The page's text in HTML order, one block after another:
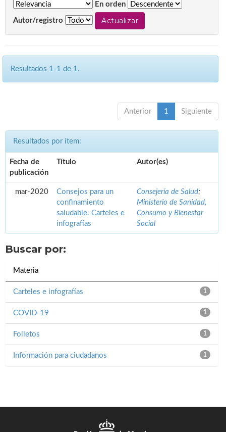
En orden
Autor/registro
Resultados 1-1 de 1.
Anterior 1 Siguiente
Resultados por ítem:
Fecha de
publicación
Título Autor(es)
mar-2020
Consejos para un
confinamiento
saludable. Carteles e
infografías
Consejería de Salud;
Ministerio de Sanidad,
Consumo y Bienestar
Social
Buscar por:
Materia
1
Carteles e infografías
1
COVID-19
1
Folletos
1
Información para ciudadanos